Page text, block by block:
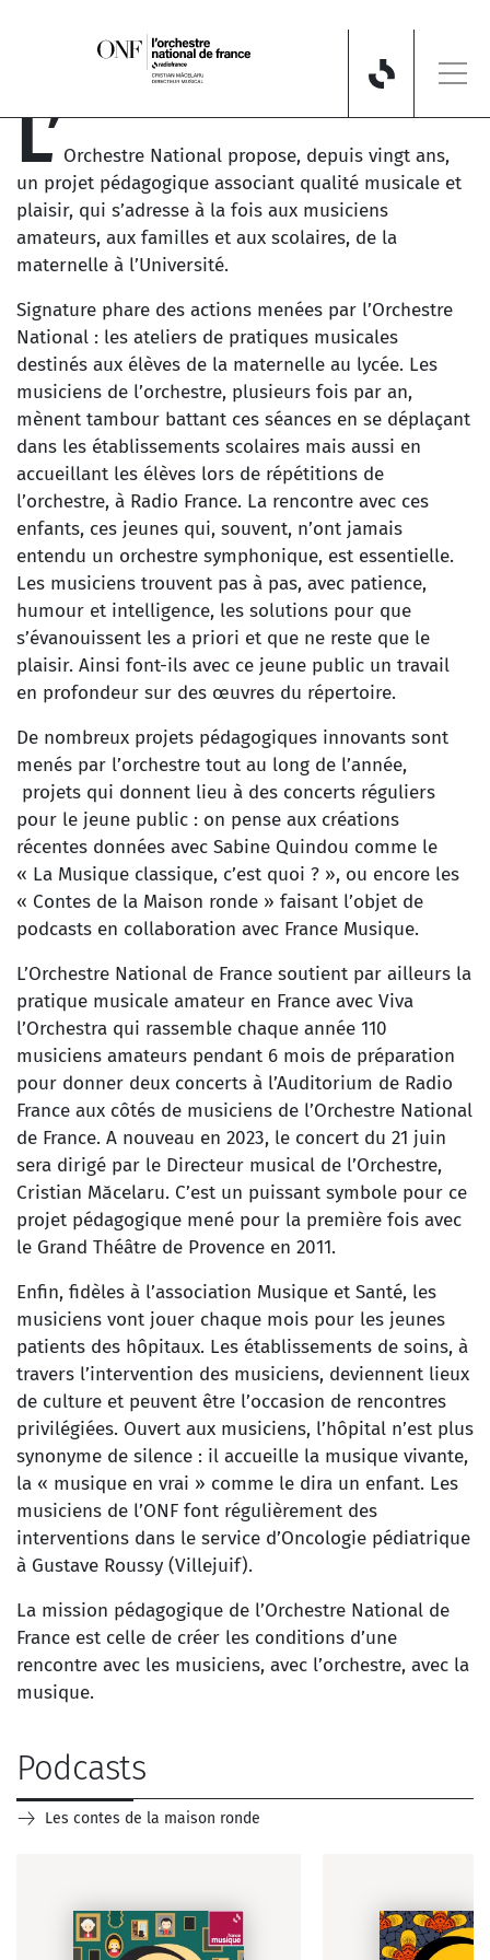
L’Orchestre National propose, depuis vingt ans,
un projet pédagogique associant qualité musicale et
plaisir, qui s’adresse à la fois aux musiciens
amateurs, aux familles et aux scolaires, de la
maternelle à l’Université.
Signature phare des actions menées par l’Orchestre
National : les ateliers de pratiques musicales
destinés aux élèves de la maternelle au lycée. Les
musiciens de l’orchestre, plusieurs fois par an,
mènent tambour battant ces séances en se déplaçant
dans les établissements scolaires mais aussi en
accueillant les élèves lors de répétitions de
l’orchestre, à Radio France. La rencontre avec ces
enfants, ces jeunes qui, souvent, n’ont jamais
entendu un orchestre symphonique, est essentielle.
Les musiciens trouvent pas à pas, avec patience,
humour et intelligence, les solutions pour que
s’évanouissent les a priori et que ne reste que le
plaisir. Ainsi font-ils avec ce jeune public un travail
en profondeur sur des œuvres du répertoire.
De nombreux projets pédagogiques innovants sont
menés par l’orchestre tout au long de l’année,
projets qui donnent lieu à des concerts réguliers
pour le jeune public : on pense aux créations
récentes données avec Sabine Quindou comme le
« La Musique classique, c’est quoi ? », ou encore les
« Contes de la Maison ronde » faisant l’objet de
podcasts en collaboration avec France Musique.
L’Orchestre National de France soutient par ailleurs la
pratique musicale amateur en France avec Viva
l’Orchestra qui rassemble chaque année 110
musiciens amateurs pendant 6 mois de préparation
pour donner deux concerts à l’Auditorium de Radio
France aux côtés de musiciens de l’Orchestre National
de France. A nouveau en 2023, le concert du 21 juin
sera dirigé par le Directeur musical de l’Orchestre,
Cristian Măcelaru. C’est un puissant symbole pour ce
projet pédagogique mené pour la première fois avec
le Grand Théâtre de Provence en 2011.
Enfin, fidèles à l’association Musique et Santé, les
musiciens vont jouer chaque mois pour les jeunes
patients des hôpitaux. Les établissements de soins, à
travers l’intervention des musiciens, deviennent lieux
de culture et peuvent être l’occasion de rencontres
privilégiées. Ouvert aux musiciens, l’hôpital n’est plus
synonyme de silence : il accueille la musique vivante,
la « musique en vrai » comme le dira un enfant. Les
musiciens de l’ONF font régulièrement des
interventions dans le service d’Oncologie pédiatrique
à Gustave Roussy (Villejuif).
La mission pédagogique de l’Orchestre National de
France est celle de créer les conditions d’une
rencontre avec les musiciens, avec l’orchestre, avec la
musique.
Podcasts
Les contes de la maison ronde